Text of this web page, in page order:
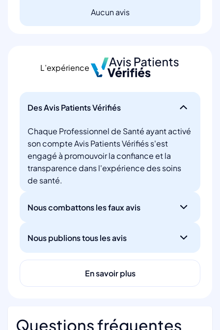
Aucun avis
L’expérience
Des Avis Patients Vérifiés
Chaque Professionnel de Santé ayant activé
son compte Avis Patients Vérifiés s'est
engagé à promouvoir la confiance et la
transparence dans l'expérience des soins
de santé.
Nous combattons les faux avis
Nous publions tous les avis
En savoir plus
Questions fréquentes